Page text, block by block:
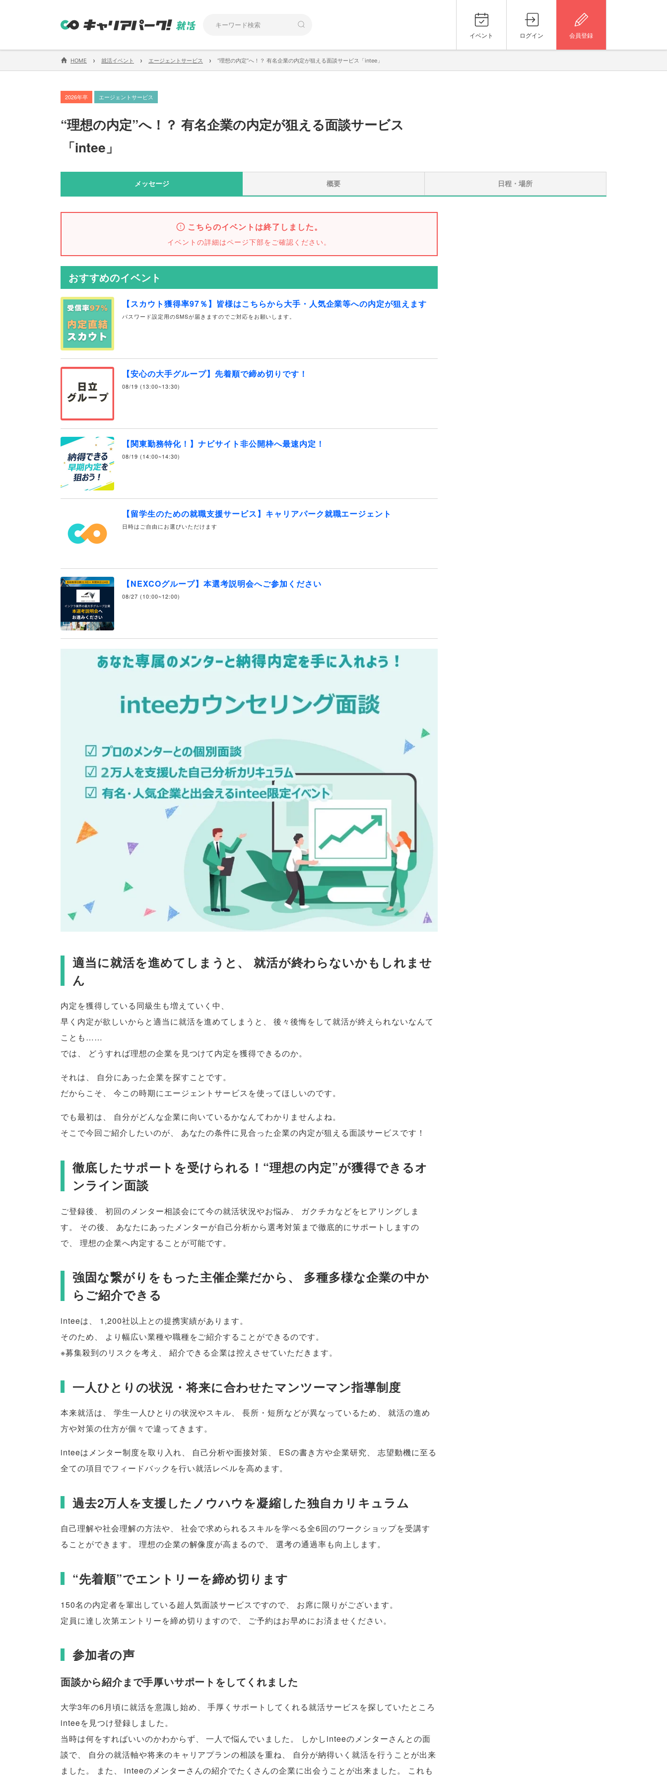
イベント ログイン 会員登録
HOME › 就活イベント › エージェントサービス › “理想の内定”へ！？ 有名企業の内定が狙える面談サービス「intee」
2026年卒 エージェントサービス
“理想の内定”へ！？ 有名企業の内定が狙える面談サービス
「intee 」
メッセージ 概要 日程・場所
こちらのイベントは終了しました。
イベントの詳細はページ下部をご確認ください。
おすすめのイベント
【スカウト獲得率97％】皆様はこちらから大手・人気企業等への内定が狙えます
パスワード設定用のSMSが届きますのでご対応をお願いします。
【安心の大手グループ】先着順で締め切りです！
08/19 (13:00~13:30)
【関東勤務特化！】ナビサイト非公開枠へ最速内定！
08/19 (14:00~14:30)
【留学生のための就職支援サービス】キャリアパーク就職エージェント
日時はご自由にお選びいただけます
【NEXCOグループ】本選考説明会へご参加ください
08/27 (10:00~12:00)
適当に就活を進めてしまうと 、
就活が終わらないかもしれませ
ん
内定を獲得している同級生も増えていく中 、
早く内定が欲しいからと適当に就活を進めてしまうと 、
後々後悔をして就活が終えられないなんて
ことも……
では、 どうすれば理想の企業を見つけて内定を獲得できるのか。
それは、 自分にあった企業を探すことです。
だからこそ、 今この時期にエージェントサービスを使ってほしいのです。
でも最初は、 自分がどんな企業に向いているかなんてわかりませんよね。
そこで今回ご紹介したいのが、 あなたの条件に見合った企業の内定が狙える面談サービスです！
徹底したサポートを受けられる！“理想の内定”が獲得できるオ
ンライン面談
ご登録後、 初回のメンター相談会にて今の就活状況やお悩み、
ガクチカなどをヒアリングしま
す。 その後、
あなたにあったメンターが自己分析から選考対策まで徹底的にサポートしますの
で、 理想の企業へ内定することが可能です。
強固な繋がりをもった主催企業だから、
多種多様な企業の中か
らご紹介できる
inteeは、 1,200社以上との提携実績があります。
そのため、 より幅広い業種や職種をご紹介することができるのです。
※募集殺到のリスクを考え 、 紹介できる企業は控えさせていただきます。
一人ひとりの状況・将来に合わせたマンツーマン指導制度
本来就活は、 学生一人ひとりの状況やスキル、 長所・短所などが異なっているため、
就活の進め
方や対策の仕方が個々で違ってきます。
inteeはメンター制度を取り入れ、 自己分析や面接対策、 ESの書き方や企業研究、
志望動機に至る
全ての項目でフィードバックを行い就活レベルを高めます。
過去2万人を支援したノウハウを凝縮した独自カリキュラム
自己理解や社会理解の方法や、
社会で求められるスキルを学べる全6回のワークショップを受講す
ることができます。 理想の企業の解像度が高まるので、 選考の通過率も向上します。
“先着順”でエントリーを締め切ります
150名の内定者を輩出している超人気面談サービスですので お席に限りがございます。
定員に達し次第エントリーを締め切りますので
ご予約はお早めにお済ませください。
参加者の声
面談から紹介まで手厚いサポートをしてくれました
大学3年の6月頃に就活を意識し始め、
手厚くサポートしてくれる就活サービスを探していたところ
inteeを見つけ登録しました。
当時は何をすればいいのかわからず、 一人で悩んでいました。
しかしinteeのメンターさんとの面
談で、 自分の就活軸や将来のキャリアプランの相談を重ね、
自分が納得いく就活を行うことが出来
ました。 また 、 inteeのメンターさんの紹介でたくさんの企業に出会うことが出来ました。 これも